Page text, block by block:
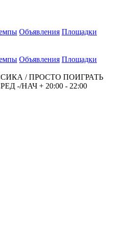
Объявления Площадки
Объявления Площадки
/ПРОСТО ПОИГРАТЬ
-/НАЧ + 20:00 - 22:00